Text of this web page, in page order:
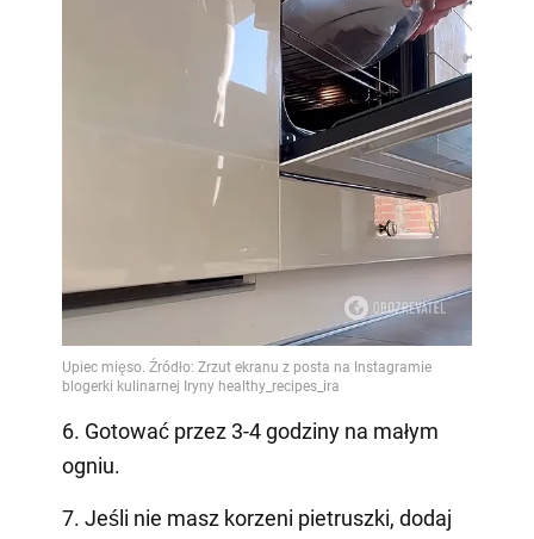
6. Gotować przez 3-4 godziny na małym
ogniu.
7. Jeśli nie masz korzeni pietruszki, dodaj